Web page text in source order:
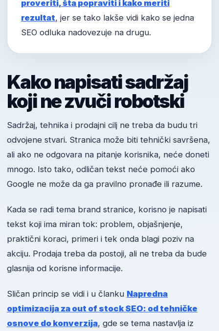
proveriti, šta popraviti i kako meriti
rezultat, jer se tako lakše vidi kako se jedna
SEO odluka nadovezuje na drugu.
Kako napisati sadržaj
koji ne zvuči robotski
Sadržaj, tehnika i prodajni cilj ne treba da budu tri
odvojene stvari. Stranica može biti tehnički savršena,
ali ako ne odgovara na pitanje korisnika, neće doneti
mnogo. Isto tako, odličan tekst neće pomoći ako
Google ne može da ga pravilno pronađe ili razume.
Kada se radi tema brand stranice, korisno je napisati
tekst koji ima miran tok: problem, objašnjenje,
praktični koraci, primeri i tek onda blagi poziv na
akciju. Prodaja treba da postoji, ali ne treba da bude
glasnija od korisne informacije.
Sličan princip se vidi i u članku Napredna
optimizacija za out of stock SEO: od tehničke
osnove do konverzija, gde se tema nastavlja iz